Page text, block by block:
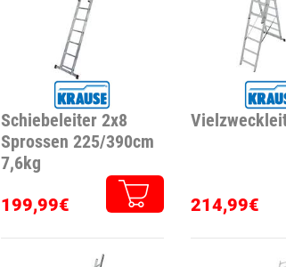
Schiebeleiter 2x8
Sprossen 225/390cm
7,6kg
199,99€
214,99€